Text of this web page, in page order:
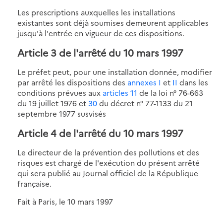
Les prescriptions auxquelles les installations
existantes sont déjà soumises demeurent applicables
jusqu'à l'entrée en vigueur de ces dispositions.
Article 3 de l'arrêté du 10 mars 1997
Le préfet peut, pour une installation donnée, modifier
par arrêté les dispositions des annexes I et II dans les
conditions prévues aux articles 11 de la loi n° 76-663
du 19 juillet 1976 et 30du décret n° 77-1133 du 21
septembre 1977 susvisés
Article 4 de l'arrêté du 10 mars 1997
Le directeur de la prévention des pollutions et des
risques est chargé de l'exécution du présent arrêté
qui sera publié au Journal officiel de la République
française.
Fait à Paris, le 10 mars 1997